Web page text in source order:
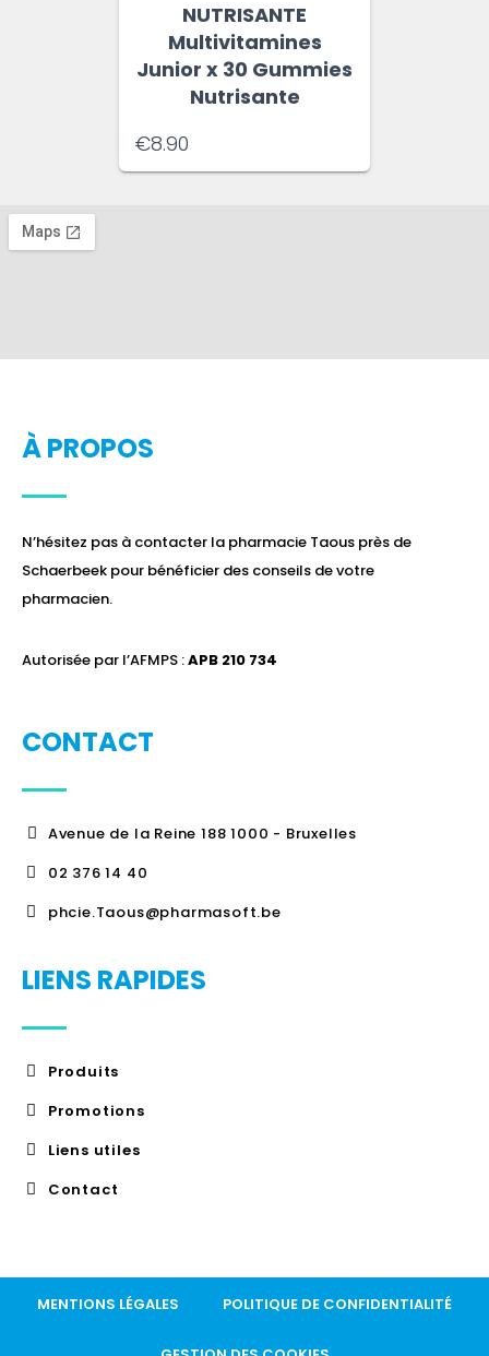
NUTRISANTE
Multivitamines
Junior x 30 Gummies
Nutrisante
€8.90
À PROPOS
N’hésitez pas à contacter la pharmacie Taous près de
Schaerbeek pour bénéficier des conseils de votre
pharmacien.
Autorisée par l’AFMPS :APB 210 734
CONTACT
Avenue de la Reine 188 1000 - Bruxelles
02 376 14 40
phcie.Taous@pharmasoft.be
LIENS RAPIDES
Produits
Promotions
Liens utiles
Contact
MENTIONS LÉGALES POLITIQUE DE CONFIDENTIALITÉ